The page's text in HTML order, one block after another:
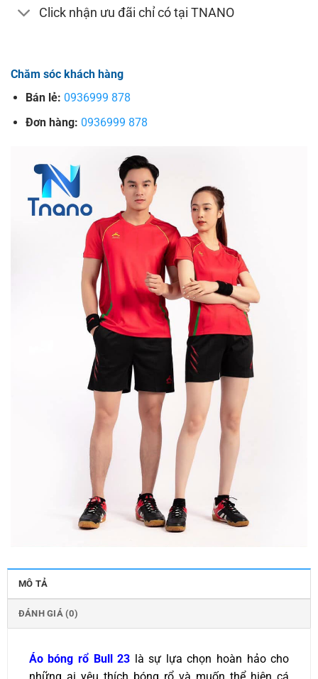
Click nhận ưu đãi chỉ có tại TNANO
Chăm sóc khách hàng
Bán lẻ: 0936999 878
Đơn hàng: 0936999 878
MÔ TẢ
ĐÁNH GIÁ (0)
Áo bóng rổ Bull 23 là sự lựa chọn hoàn hảo cho